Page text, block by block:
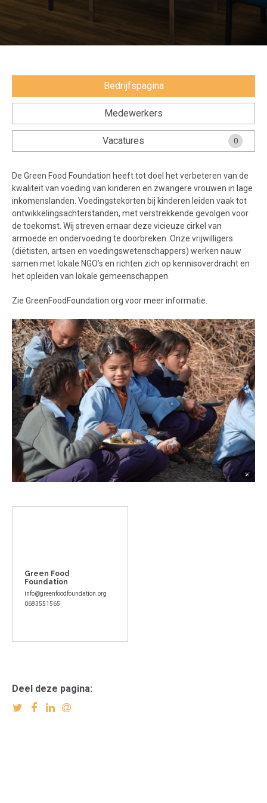
Veelgestelde vragen
Bedrijfspagina
Medewerkers
Vacatures 0
De Green Food Foundation heeft tot doel het verbeteren van de
kwaliteit van voeding van kinderen en zwangere vrouwen in lage
inkomenslanden. Voedingstekorten bij kinderen leiden vaak tot
ontwikkelingsachterstanden, met verstrekkende gevolgen voor
de toekomst. Wij streven ernaar deze vicieuze cirkel van
armoede en ondervoeding te doorbreken. Onze vrijwilligers
(diëtisten, artsen en voedingswetenschappers) werken nauw
samen met lokale NGO’s en richten zich op kennisoverdracht en
het opleiden van lokale gemeenschappen.
Zie GreenFoodFoundation.org voor meer informatie.
Green Food
Foundation
info@greenfoodfoundation.org
0683551565
Deel deze pagina: